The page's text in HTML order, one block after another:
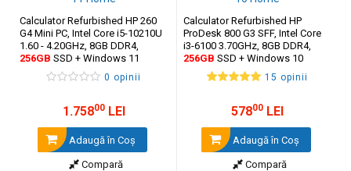
Calculator Refurbished HP 260
G4 Mini PC, Intel Core i5-10210U
1.60 - 4.20GHz, 8GB DDR4,
256GB SSD + Windows 11
0 opinii
1.75800LEI
Adaugă în Coş
Compară
Calculator Refurbished HP
ProDesk 800 G3 SFF, Intel Core
i3-6100 3.70GHz, 8GB DDR4,
256GB SSD + Windows 10
15 opinii
57800 LEI
Adaugă în Coş
Compară